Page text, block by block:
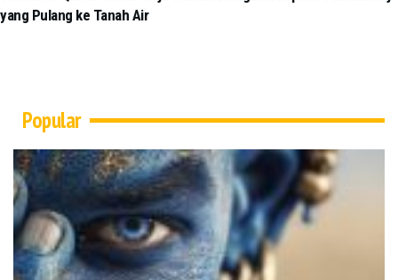
yang Pulang ke Tanah Air
Popular